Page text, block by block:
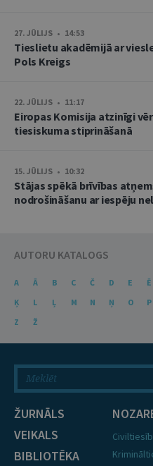
27. JŪLIJS • 14:53
Tieslietu akadēmijā ar
Pols Kreigs
22. JŪLIJS • 11:17
Eiropas Komisija atzinīgi
tiesiskuma stiprināšanā
15. JŪLIJS • 10:32
Stājas spēkā brīvības
nodrošināšanu ar iespēju
AUTORU KATALOGS
A Ā B C Č D E Ē
Ķ
L Ļ M N Ņ O P
Z
Ž
ŽURNĀLS
VEIKALS
BIBLIOTĒKA